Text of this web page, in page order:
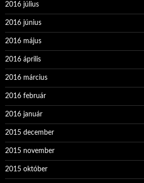
2016 július
2016 június
2016 május
2016 április
2016 március
2016 február
2016 január
2015 december
2015 november
2015 október